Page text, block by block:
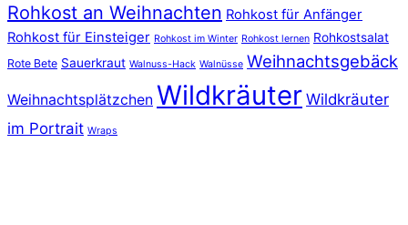
Rohkost an Weihnachten Rohkost für Anfänger
Rohkost für Einsteiger Rohkost im Winter Rohkost lernen Rohkostsalat
Rote Bete Sauerkraut Walnuss-Hack Walnüsse Weihnachtsgebäck
Weihnachtsplätzchen Wildkräuter Wildkräuter
im Portrait Wraps